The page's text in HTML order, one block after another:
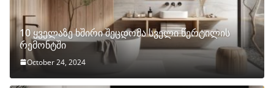
10 ყველაზე ხშირი შეცდომა სველი წერტილის
რემონტში
October 24, 2024